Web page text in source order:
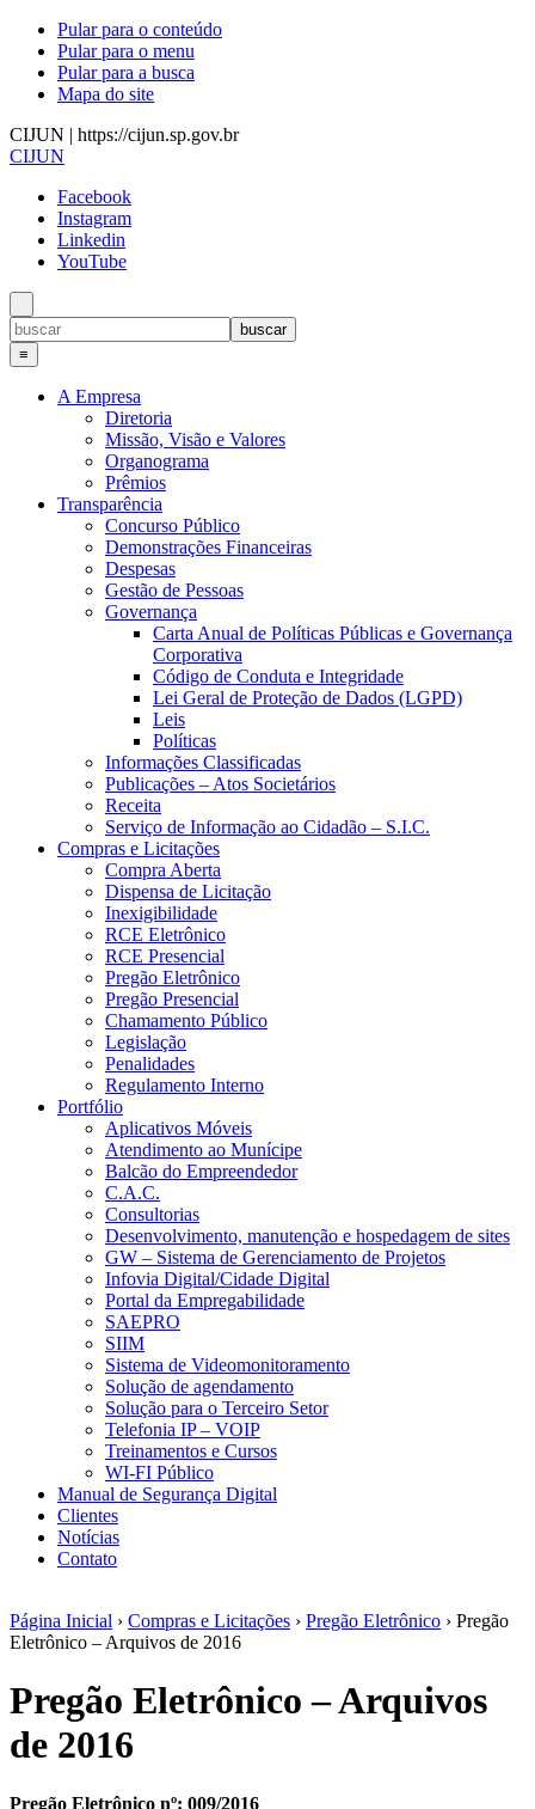
Pular para o conteúdo
Pular para o menu
Pular para a busca
Mapa do site
CIJUN | https://cijun.sp.gov.br
CIJUN
Facebook
Instagram
Linkedin
YouTube
≡
A Empresa
Diretoria
Missão, Visão e Valores
Organograma
Prêmios
Transparência
Concurso Público
Demonstrações Financeiras
Despesas
Gestão de Pessoas
Governança
Carta Anual de Políticas Públicas e Governança
Corporativa
Código de Conduta e Integridade
Lei Geral de Proteção de Dados (LGPD)
Leis
Políticas
Informações Classificadas
Publicações – Atos Societários
Receita
Serviço de Informação ao Cidadão – S.I.C.
Compras e Licitações
Compra Aberta
Dispensa de Licitação
Inexigibilidade
RCE Eletrônico
RCE Presencial
Pregão Eletrônico
Pregão Presencial
Chamamento Público
Legislação
Penalidades
Regulamento Interno
Portfólio
Aplicativos Móveis
Atendimento ao Munícipe
Balcão do Empreendedor
C.A.C.
Consultorias
Desenvolvimento, manutenção e hospedagem de sites
GW – Sistema de Gerenciamento de Projetos
Infovia Digital/Cidade Digital
Portal da Empregabilidade
SAEPRO
SIIM
Sistema de Videomonitoramento
Solução de agendamento
Solução para o Terceiro Setor
Telefonia IP – VOIP
Treinamentos e Cursos
WI-FI Público
Manual de Segurança Digital
Clientes
Notícias
Contato
Página Inicial › Compras e Licitações › Pregão Eletrônico › Pregão
Eletrônico – Arquivos de 2016
Pregão Eletrônico – Arquivos
de 2016
Pregão Eletrônico nº: 009/2016